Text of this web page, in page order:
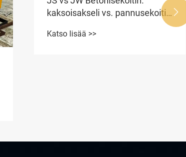
kaksoisakseli vs. pannusekoitin
Katso lisää >>
